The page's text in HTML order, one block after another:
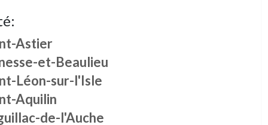
Astier
et-Beaulieu
Léon-sur-l'Isle
Aquilin
de-l'Auche